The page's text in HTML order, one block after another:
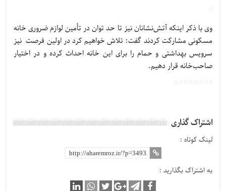
وی با ذکر اینکه آتش‌نشانان نیز تا حد توان در تأمین لوازم ضروری خانه
مسکونی مشارکت کردند گفت: تلاش خواهیم کرد در اولين فرصت نیز
سرویس بهداشتی و حمام را برای این خانه احداث کرده و در اختیار
صاحب‌خانه قرار دهیم.
اشتراک گذاری
لینک کوتاه :
به اشتراک بگذارید :